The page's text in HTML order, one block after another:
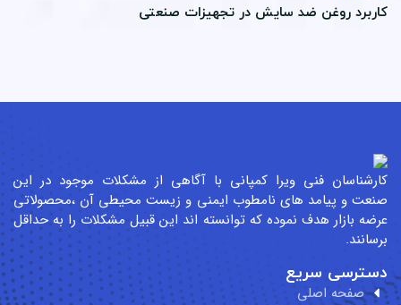
روغن ضد سایش در تجهیزات صنعتی
فنی ویرا کمپانی با آگاهی از مشکلات موجود در این
و پیامد های نامطوب ایمنی و زیست محیطی آن ،محصولاتی
بازار هدف نموده که توانسته اند این قبیل مشکلات را به حداقل
سریع
صفحه اصلی